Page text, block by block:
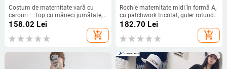
Costum de maternitate vară cu
carouri – Top cu mâneci jumătate,
Pantaloni 3/4, 95% poliester
158.02 Lei
add_shopping_cart
Rochie maternitate midi în formă A,
cu patchwork tricotat, guler rotund,
mâneci 3/4, amestec bumbac-
182.70 Lei
add_shopping_cart